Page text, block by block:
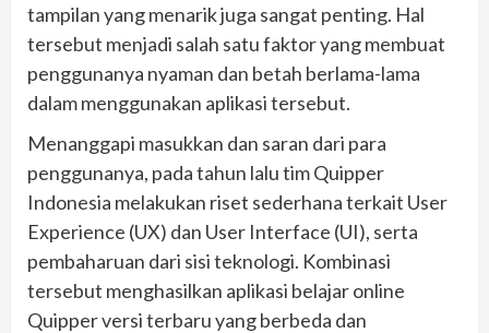
tampilan yang menarik juga sangat penting. Hal
tersebut menjadi salah satu faktor yang membuat
penggunanya nyaman dan betah berlama-lama
dalam menggunakan aplikasi tersebut.
Menanggapi masukkan dan saran dari para
penggunanya, pada tahun lalu tim Quipper
Indonesia melakukan riset sederhana terkait User
Experience (UX) dan User Interface (UI), serta
pembaharuan dari sisi teknologi. Kombinasi
tersebut menghasilkan aplikasi belajar online
Quipper versi terbaru yang berbeda dan